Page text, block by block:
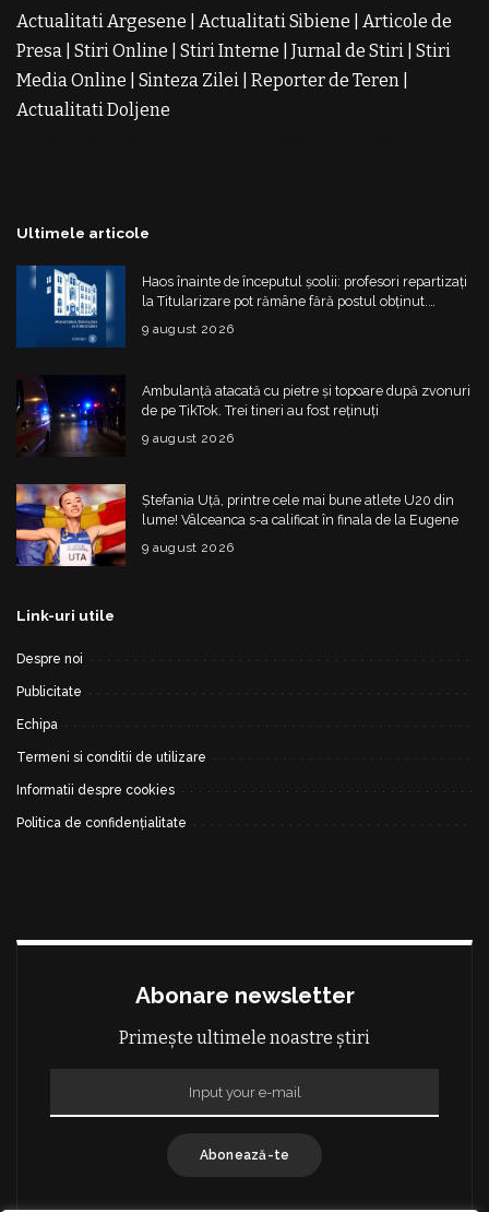
Actualitati Argesene Actualitati Sibiene
Articole de
Presa Stiri Online Stiri Interne Jurnal de Stiri Stiri
Media Online
Sinteza Zilei Reporter de Teren
Actualitati Doljene
Ultimele articole
Haos înainte de începutul școlii: profesori repartizați
la Titularizare pot rămâne fără postul obținut.
Ministerul schimbă regulile din 20 august
9 august 2026
Ambulanță atacată cu pietre și topoare după zvonuri
de pe TikTok. Trei tineri au fost reținuți
9 august 2026
Ștefania Uță, printre cele mai bune atlete U20 din
lume! Vâlceanca s-a calificat în finala de la Eugene
9 august 2026
Link-uri utile
Despre noi
Publicitate
Echipa
Termeni si conditii de utilizare
Informatii despre cookies
Politica de confidențialitate
Abonare newsletter
Primește ultimele noastre știri
Abonează-te